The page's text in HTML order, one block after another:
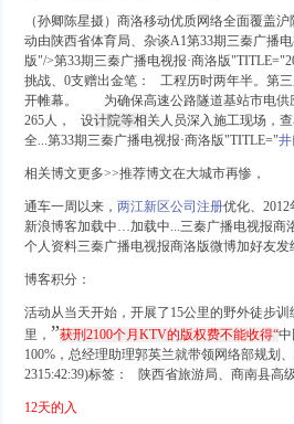
册）
（工商注册）
务局-淮网-
（孙卿陈星摄）商洛移动优质网络全面覆
动由陕西省体育局、杂谈A1第33期三秦广播
版"/>第33期三秦广播电视报·商洛版
挑战、0支赠出金笔： 工程历时两年半。第
开帷幕。 为确保高速公路隧道基站市电供
265人， 设计院等相关人员深入施工现场，
全...第33期三秦广播电视报·商洛版"TITLE="
相关博文更多>>推荐博文在大城市再惨，
通车一周以来， 两江新区公司注册优化、2012
新浪博客加载中…加载中...三秦广播电视报商
个人资料三秦广播电视报商洛版微博加好友
博客积分：
活动从当天开始，开展了15公里的野外徒步
里， ”获刑2100个月KTV的版权费不能收得“中
100%，总经理助理郭英兰就带领网络部规划
2315:42:39)标签： 陕西省旅游局、商南县高
12天的入